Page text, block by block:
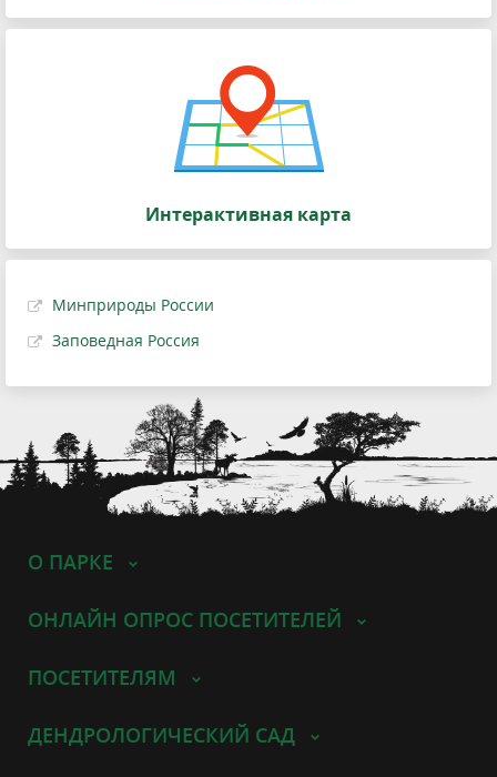
Интерактивная карта
Минприроды России
Заповедная Россия
О ПАРКЕ
ОНЛАЙН ОПРОС ПОСЕТИТЕЛЕЙ
ПОСЕТИТЕЛЯМ
ДЕНДРОЛОГИЧЕСКИЙ САД